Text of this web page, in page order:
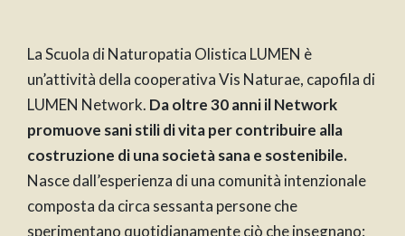
La Scuola di Naturopatia Olistica LUMEN è
un’attività della cooperativa Vis Naturae, capofila di
LUMEN Network. Da oltre 30 anni il Network
promuove sani stili di vita per contribuire alla
costruzione di una società sana e sostenibile.
Nasce dall’esperienza di una comunità intenzionale
composta da circa sessanta persone che
sperimentano quotidianamente ciò che insegnano: